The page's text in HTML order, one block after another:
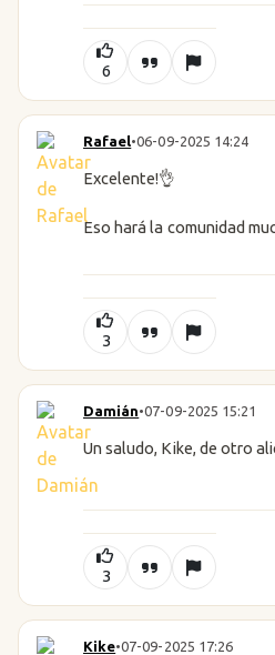
6
Rafael•06-09-2025 14:24
Excelente!👌
Eso hará la comunidad
3
Damián•07-09-2025 15:21
Un saludo, Kike, de otro
3
Kike•07-09-2025 17:26